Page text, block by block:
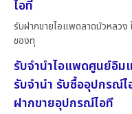
ไอที
รับฝากขายไอแพดลาดบัวหลวง
ของทุ
รับจำนำไอแพดศูนย์อิม
รับจำนำ รับซื้ออุปกรณ์
ฝากขายอุปกรณ์ไอที